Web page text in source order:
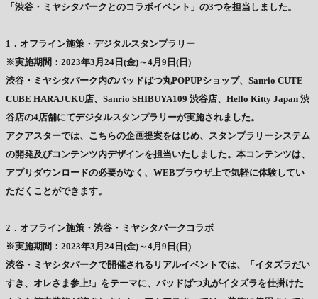
「渋⾕・ミヤシタパークとのコラボイベント」の3つを担当しました。
1．オフライン施策・デジタルスタンプラリー
※実施期間：2023年3月24日(金)～4月9日(日)
渋⾕・ミヤシタパーク内のバッドばつ丸POPUPショップ、Sanrio CUTE
CUBE HARAJUKU店、Sanrio SHIBUYA109 渋⾕店、Hello Kitty Japan 渋
⾕店の4店舗にてデジタルスタンプラリーが実施されました。
アクアスターでは、こちらの企画提案をはじめ、スタンプラリーシステム
の開発及びコンテンツ内デザインを担当いたしました。本コンテンツは、
アプリダウンロードの必要がなく、WEBブラウザ上で気軽に体験してい
ただくことができます。
2．オフライン施策・渋⾕・ミヤシタパークコラボ
※実施期間：2023年3月24日(金)～4月9日(日)
渋⾕・ミヤシタパークで開催されるリアルイベントでは、「イタズラだい
すき、オレさま参上!」をテーマに、バッドばつ丸がイタズラを仕掛けた